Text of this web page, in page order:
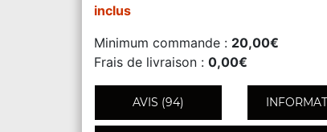
inclus
Minimum commande : 20,00€
Frais de livraison : 0,00€
AVIS (94)